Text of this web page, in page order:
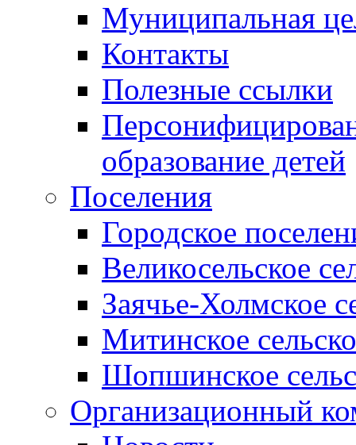
Муниципальная
Контакты
Полезные ссылки
образование детей
Поселения
Городское
Великосельское
Заячье-Холмское
Митинское
Шопшинское
Организационный